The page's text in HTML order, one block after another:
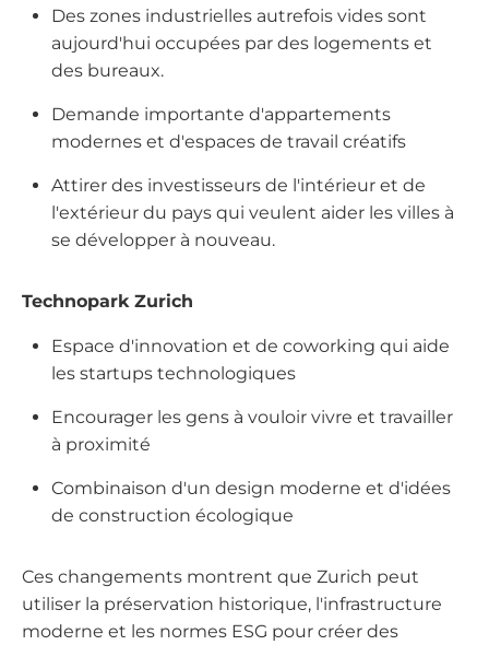
Des zones industrielles autrefois vides sont
aujourd'hui occupées par des logements et
des bureaux.
Demande importante d'appartements
modernes et d'espaces de travail créatifs
Attirer des investisseurs de l'intérieur et de
l'extérieur du pays qui veulent aider les villes à
se développer à nouveau.
Technopark Zurich
Espace d'innovation et de coworking qui aide
les startups technologiques
Encourager les gens à vouloir vivre et travailler
à proximité
Combinaison d'un design moderne et d'idées
de construction écologique
Ces changements montrent que Zurich peut
utiliser la préservation historique, l'infrastructure
moderne et les normes ESG pour créer des